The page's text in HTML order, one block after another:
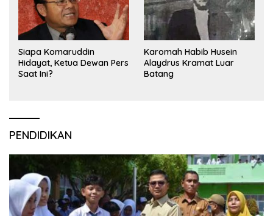
Siapa Komaruddin
Hidayat, Ketua Dewan Pers
Saat Ini?
Karomah Habib Husein
Alaydrus Kramat Luar
Batang
PENDIDIKAN